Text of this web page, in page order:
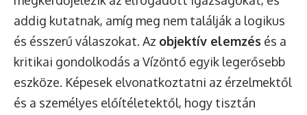
addig kutatnak, amíg meg nem találják a logikus
és ésszerű válaszokat. Az objektív elemzés és a
kritikai gondolkodás a Vízöntő egyik legerősebb
eszköze. Képesek elvonatkoztatni az érzelmektől
és a személyes előítéletektől, hogy tisztán